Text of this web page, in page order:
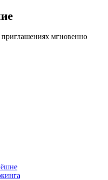
мгновенно